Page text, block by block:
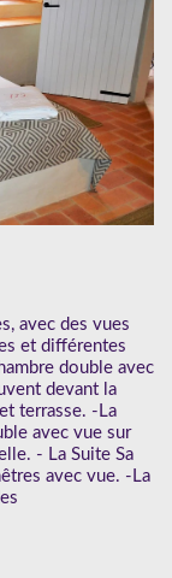
avec des vues
et différentes
double avec
devant la
terrasse. -La
avec vue sur
- La Suite Sa
avec vue. -La